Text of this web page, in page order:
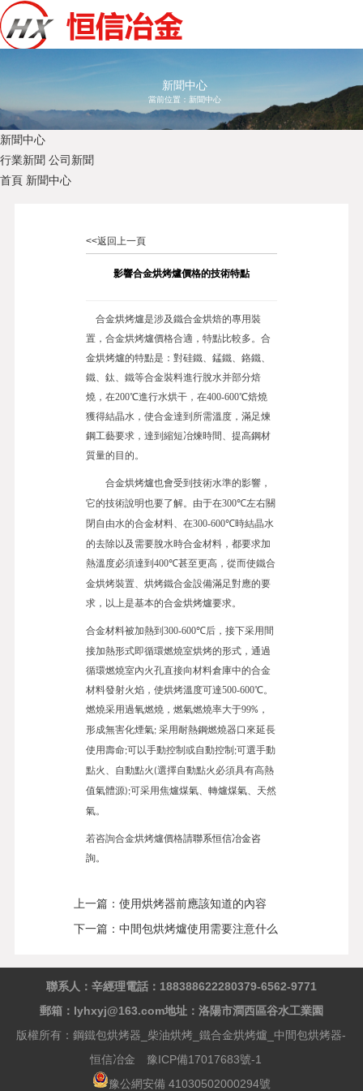
新聞中心
當前位置： 新聞中心
新聞中心
行業新聞 公司新聞
首頁 新聞中心
<<返回上一頁
影響合金烘烤爐價格的技術特點
合金烘烤爐是涉及鐵合金烘焙的專用裝
置，合金烘烤爐價格合適，特點比較多。合
金烘烤爐的特點是：對硅鐵、錳鐵、鉻鐵、
鐵、鈦、鐵等合金裝料進行脫水并部分焙
燒，在200℃進行水烘干，在400-600℃焙燒
獲得結晶水，使合金達到所需溫度，滿足煉
鋼工藝要求，達到縮短冶煉時間、提高鋼材
質量的目的。
合金烘烤爐也會受到技術水準的影響，
它的技術說明也要了解。由于在300℃左右關
閉自由水的合金材料、在300-600℃時結晶水
的去除以及需要脫水時合金材料，都要求加
熱溫度必須達到400℃甚至更高，從而使鐵合
金烘烤裝置、烘烤鐵合金設備滿足對應的要
求，以上是基本的合金烘烤爐要求。
合金材料被加熱到300-600℃后，接下采用間
接加熱形式即循環燃燒室烘烤的形式，通過
循環燃燒室內火孔直接向材料倉庫中的合金
材料發射火焰，使烘烤溫度可達500-600℃。
燃燒采用過氧燃燒，燃氣燃燒率大于99% ，
形成無害化煙氣;采用耐熱鋼燃燒器口來延長
使用壽命;可以手動控制或自動控制 ;可選手動
點火、 自動點火 (選擇自動點火必須具有高熱
值氣體源);可采用焦爐煤氣、轉爐煤氣、天然
氣。
若咨詢合金烘烤爐價格請聯系恒信冶金咨
詢。
上一篇：使用烘烤器前應該知道的內容
下一篇：中間包烘烤爐使用需要注意什么
聯系人：辛經理電話：188388622280379-6562-9771
郵箱：lyhxyj@163.com地址：洛陽市澗西區谷水工業園
版權所有：鋼鐵包烘烤器_柴油烘烤_鐵合金烘烤爐_中間包烘烤器-
恒信冶金 豫ICP備17017683號-1
豫公網安備 41030502000294號